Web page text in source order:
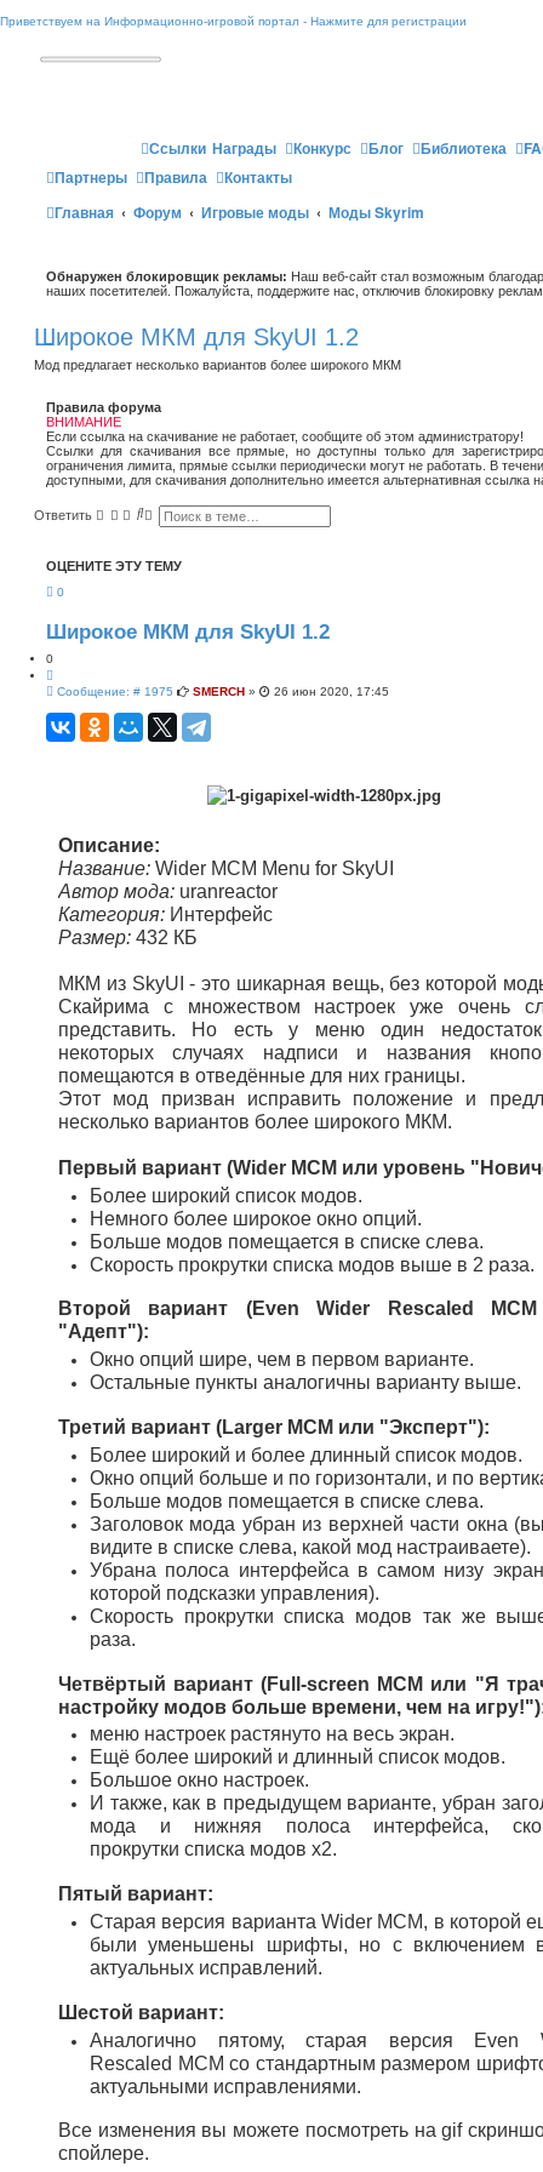
Приветствуем на Информационно-игровой портал - Нажмите для регистрации
Ссылки Награды Конкурс Блог Библиотека
Партнеры
Правила
Контакты
Главная
Форум Игровые моды Моды Skyrim
Обнаружен блокировщик рекламы: Наш веб-сайт стал возможным
наших посетителей. Пожалуйста, поддержите нас, отключив блокировку
Широкое МКМ для SkyUI 1.2
Мод предлагает несколько вариантов более широкого МКМ
Правила форума
ВНИМАНИЕ
Если ссылка на скачивание не работает, сообщите об этом администратору!
Ссылки для скачивания все прямые, но доступны только для
ограничения лимита, прямые ссылки периодически могут не работать. В
доступными, для скачивания дополнительно имеется альтернативная ссылка
Ответить
П
к
Р
и
н
ы
о
и
с
к
ОЦЕНИТЕ ЭТУ ТЕМУ
0
Широкое МКМ для SkyUI 1.2
0
и
а
т
Сообщение: # 1975 С
о
SMERCH » 26 июн 2020, 17:45
Описание:
Название: Wider MCM Menu for SkyUI
Автор мода: uranreactor
Категория: Интерфейс
Размер: 432 КБ
МКМ из SkyUI - это шикарная вещь, без которой
Скайрима с множеством настроек уже очень
представить. Но есть у меню один
некоторых случаях надписи и названия
помещаются в отведённые для них границы.
Этот мод призван исправить положение и
несколько вариантов более широкого МКМ.
Первый вариант (Wider MCM или уровень
Более широкий список модов.
Немного более широкое окно опций.
Больше модов помещается в списке слева.
Скорость прокрутки списка модов выше в 2 раза.
Второй вариант (Even Wider Rescaled
"Адепт"):
Окно опций шире, чем в первом варианте.
Остальные пункты аналогичны варианту выше.
Третий вариант (Larger MCM или "Эксперт"):
Более широкий и более длинный список модов.
Окно опций больше и по горизонтали, и по
Больше модов помещается в списке слева.
Заголовок мода убран из верхней части окна
видите в списке слева, какой мод настраиваете).
Убрана полоса интерфейса в самом низу
которой подсказки управления).
Скорость прокрутки списка модов так же
раза.
Четвёртый вариант (Full-screen MCM или "Я
настройку модов больше времени, чем на
меню настроек растянуто на весь экран.
Ещё более широкий и длинный список модов.
Большое окно настроек.
И также, как в предыдущем варианте, убран
мода и нижняя полоса интерфейса,
прокрутки списка модов x2.
Пятый вариант:
Старая версия варианта Wider MCM, в которой
были уменьшены шрифты, но с включением
актуальных исправлений.
Шестой вариант:
Аналогично пятому, старая версия Even
Rescaled MCM со стандартным размером
актуальными исправлениями.
Все изменения вы можете посмотреть на gif
спойлере.